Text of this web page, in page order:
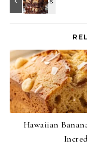
Hawaiian